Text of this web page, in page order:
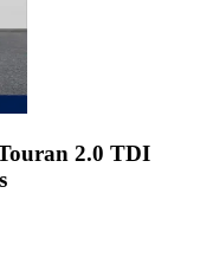
2.0 TDI